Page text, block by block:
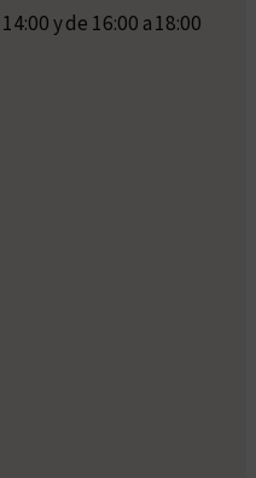
y de 16:00 a 18:00